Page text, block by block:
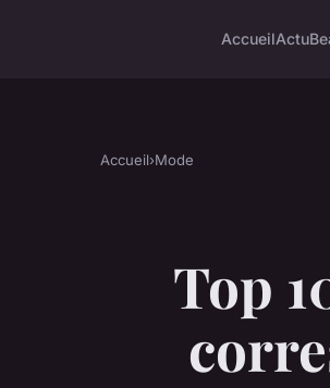
AccueilActu
Accueil›Mode
Top